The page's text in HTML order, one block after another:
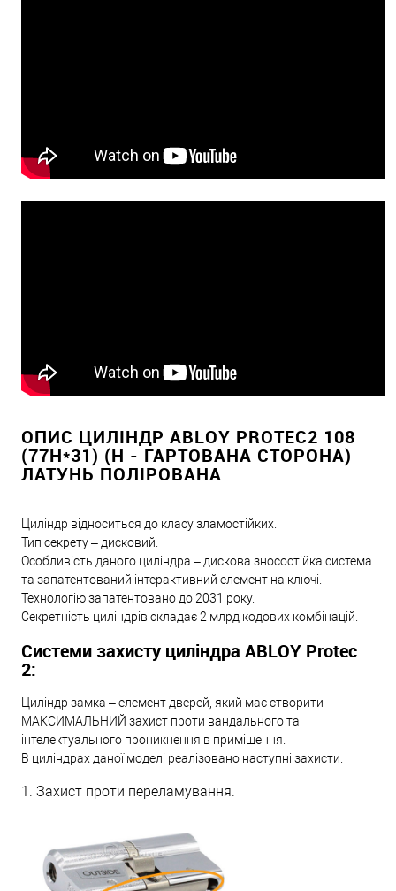
ОПИС ЦИЛІНДР ABLOY PROTEC2 108
(77H*31) (H - ГАРТОВАНА СТОРОНА)
ЛАТУНЬ ПОЛІРОВАНА
Циліндр відноситься до класу зламостійких.
Тип секрету – дисковий.
Особливість даного циліндра – дискова зносостійка система
та запатентований інтерактивний елемент на ключі.
Технологію запатентовано до 2031 року.
Секретність циліндрів складає 2 млрд кодових комбінацій.
Системи захисту циліндра ABLOY Protec
2:
Циліндр замка – елемент дверей, який має створити
МАКСИМАЛЬНИЙ захист проти вандального та
інтелектуального проникнення в приміщення.
В циліндрах даної моделі реалізовано наступні захисти.
1. Захист проти переламування.